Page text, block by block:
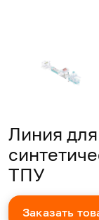
Линия
ТПУ
Заказать